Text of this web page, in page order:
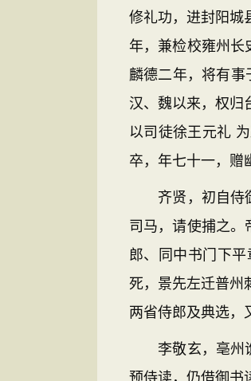
修礼功，进封阳城
年，兼检校雍州长
麟德二年，将有事
汉、魏以来，权归
以司徒徐王元礼
卒，年七十一，赠
齐贤，初自侍御
司马，请使捕之。
郎、同中书门下
死，景先左迁普州
两省侍郎及典选，
李敬玄，亳州谯
预侍读，仍借御书